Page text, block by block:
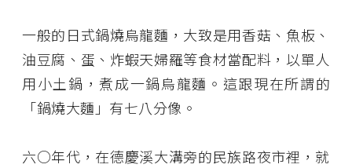
一般的日式鍋燒烏龍麵，大致是用香菇、魚板、
油豆腐、蛋、炸蝦天婦羅等食材當配料，以單人
用小土鍋，煮成一鍋烏龍麵。這跟現在所謂的
「鍋燒大麵」有七八分像。
六○年代，在德慶溪大溝旁的民族路夜市裡，就